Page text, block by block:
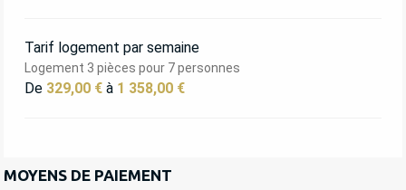
Tarif logement par semaine
Logement 3 pièces pour 7 personnes
De 329,00 € à 1 358,00 €
MOYENS DE PAIEMENT